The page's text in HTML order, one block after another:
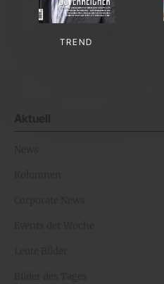
TREND